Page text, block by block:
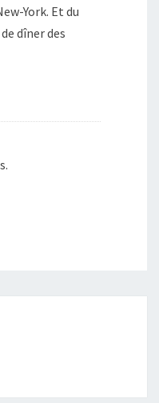
York. Et du
dîner des